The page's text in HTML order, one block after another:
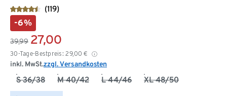
(119)
-6%
39,99 27,00
30-Tage-Bestpreis: 29,00 €
inkl. MwSt.zzgl. Versandkosten
S 36/38 M 40/42 L 44/46 XL 48/50